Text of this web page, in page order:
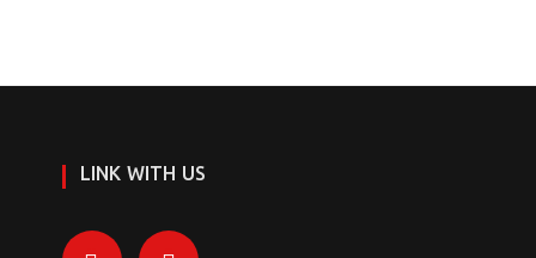
LINK WITH US